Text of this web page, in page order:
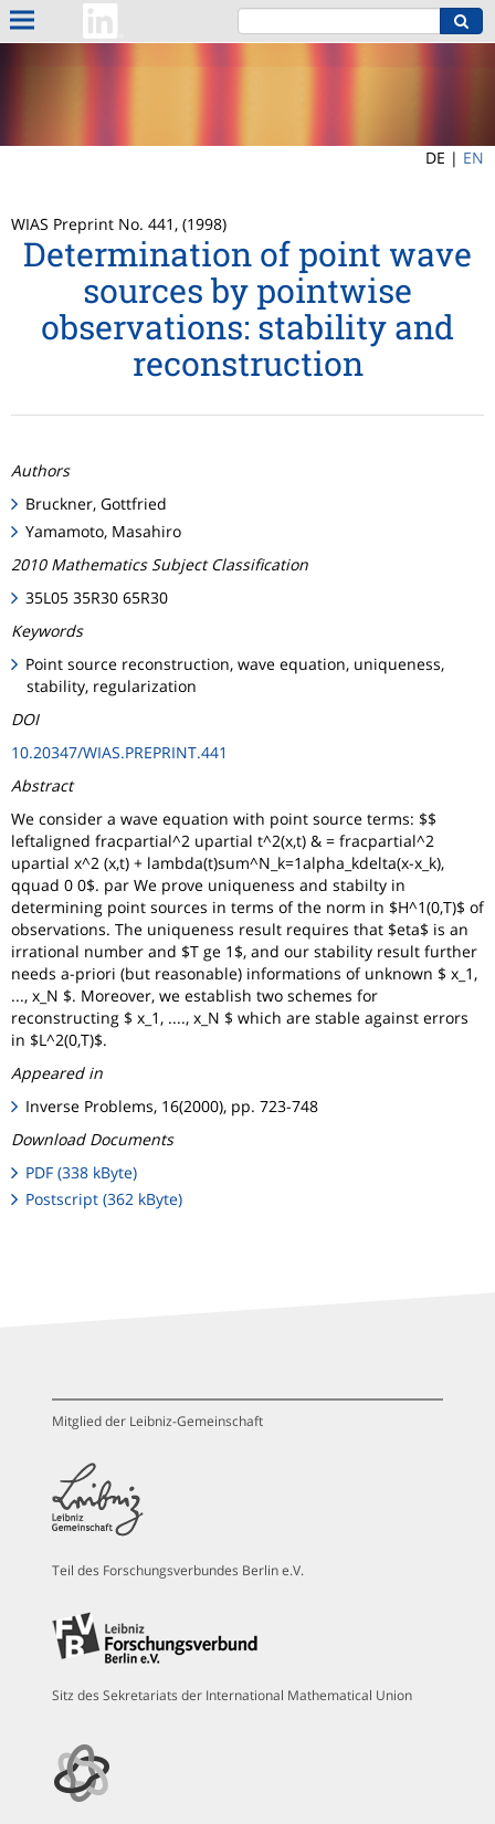
DE | EN
WIAS Preprint No. 441, (1998)
Determination of point wave
sources by pointwise
observations: stability and
reconstruction
Authors
Bruckner, Gottfried
Yamamoto, Masahiro
2010 Mathematics Subject Classification
35L05 35R30 65R30
Keywords
Point source reconstruction, wave equation, uniqueness,
stability, regularization
DOI
10.20347/WIAS.PREPRINT.441
Abstract
We consider a wave equation with point source terms: $$
leftaligned fracpartial^2 upartial t^2(x,t) & = fracpartial^2
upartial x^2 (x,t) + lambda(t)sum^N_k=1alpha_kdelta(x-x_k),
qquad 0 0$. par We prove uniqueness and stabilty in
determining point sources in terms of the norm in $H^1(0,T)$ of
observations. The uniqueness result requires that $eta$ is an
irrational number and $T ge 1$, and our stability result further
needs a-priori (but reasonable) informations of unknown $ x_1,
..., x_N $. Moreover, we establish two schemes for
reconstructing $ x_1, ...., x_N $ which are stable against errors
in $L^2(0,T)$.
Appeared in
Inverse Problems, 16(2000), pp. 723-748
Download Documents
PDF (338 kByte)
Postscript (362 kByte)
Mitglied der Leibniz-Gemeinschaft
Teil des Forschungsverbundes Berlin e.V.
Sitz des Sekretariats der International Mathematical Union